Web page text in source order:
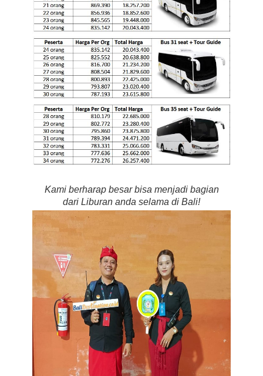
Kami berharap besar bisa menjadi bagian
dari Liburan anda selama di Bali!